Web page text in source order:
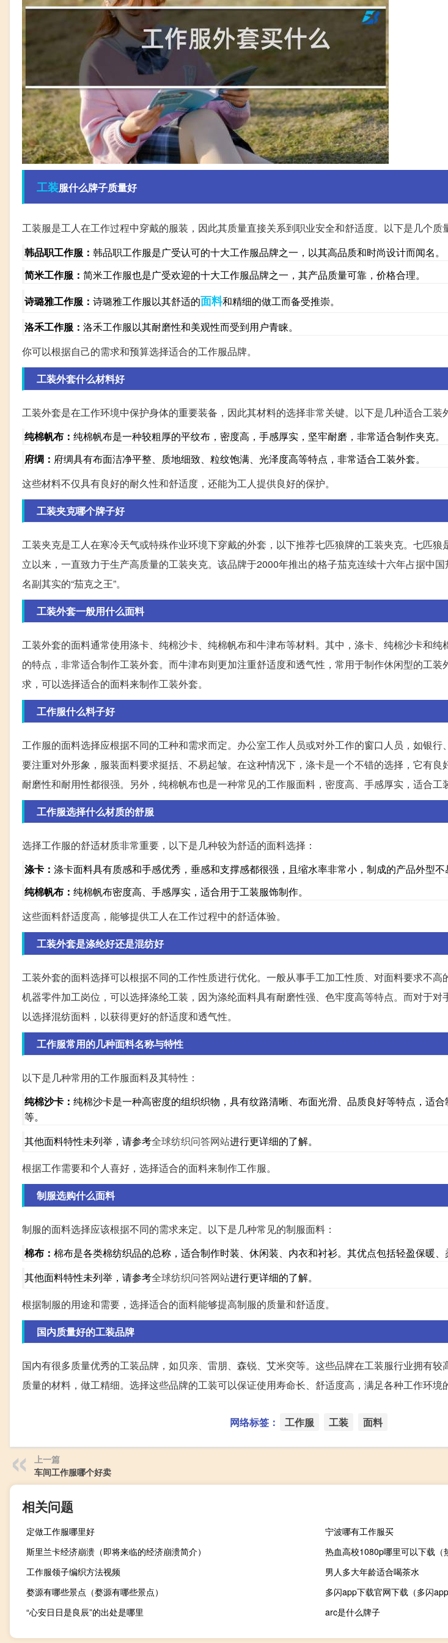
工装服什么牌子质量好
工装服是工人在工作过程中穿戴的服装，因此其质量直接关系到职业安全和舒适度。以下是几个质
韩品职工作服： 韩品职工作服是广受认可的十大工作服品牌之一，以其高品质和时尚设计而闻名。
简米工作服： 简米工作服也是广受欢迎的十大工作服品牌之一，其产品质量可靠，价格合理。
诗璐雅工作服： 诗璐雅工作服以其舒适的面料和精细的做工而备受推崇。
洛禾工作服： 洛禾工作服以其耐磨性和美观性而受到用户青睐。
你可以根据自己的需求和预算选择适合的工作服品牌。
工装外套什么材料好
工装外套是在工作环境中保护身体的重要装备，因此其材料的选择非常关键。以下是几种适合工装
纯棉帆布： 纯棉帆布是一种较粗厚的平纹布，密度高，手感厚实，坚牢耐磨，非常适合制作夹克。
府绸： 府绸具有布面洁净平整、质地细致、粒纹饱满、光泽度高等特点，非常适合工装外套。
这些材料不仅具有良好的耐久性和舒适度，还能为工人提供良好的保护。
工装夹克哪个牌子好
工装夹克是工人在寒冷天气或特殊作业环境下穿戴的外套，以下推荐七匹狼牌的工装夹克。七匹
立以来，一直致力于生产高质量的工装夹克。该品牌于2000年推出的格子茄克连续十六年占据中
名副其实的“茄克之王”。
工装外套一般用什么面料
工装外套的面料通常使用涤卡、纯棉沙卡、纯棉帆布和牛津布等材料。其中，涤卡、纯棉沙卡和
的特点，非常适合制作工装外套。而牛津布则更加注重舒适度和透气性，常用于制作休闲型的工装
求，可以选择适合的面料来制作工装外套。
工作服什么料子好
工作服的面料选择应根据不同的工种和需求而定。办公室工作人员或对外工作的窗口人员，如银行
要注重对外形象，服装面料要求挺括、不易起皱。在这种情况下，涤卡是一个不错的选择，它有良
耐磨性和耐用性都很强。另外，纯棉帆布也是一种常见的工作服面料，密度高、手感厚实，适合工
工作服选择什么材质的舒服
选择工作服的舒适材质非常重要，以下是几种较为舒适的面料选择：
涤卡： 涤卡面料具有质感和手感优秀，垂感和支撑感都很强，且缩水率非常小，制成的产品外型不
纯棉帆布： 纯棉帆布密度高、手感厚实，适合用于工装服饰制作。
这些面料舒适度高，能够提供工人在工作过程中的舒适体验。
工装外套是涤纶好还是混纺好
工装外套的面料选择可以根据不同的工作性质进行优化。一般从事手工加工性质、对面料要求不高
机器零件加工岗位，可以选择涤纶工装，因为涤纶面料具有耐磨性强、色牢度高等特点。而对于
以选择混纺面料，以获得更好的舒适度和透气性。
工作服常用的几种面料名称与特性
以下是几种常用的工作服面料及其特性：
纯棉沙卡： 纯棉沙卡是一种高密度的组织织物，具有纹路清晰、布面光滑、品质良好等特点，适
等。
其他面料特性未列举，请参考全球纺织问答网站进行更详细的了解。
根据工作需要和个人喜好，选择适合的面料来制作工作服。
制服选购什么面料
制服的面料选择应该根据不同的需求来定。以下是几种常见的制服面料：
棉布： 棉布是各类棉纺织品的总称，适合制作时装、休闲装、内衣和衬衫。其优点包括轻盈保暖、
其他面料特性未列举，请参考全球纺织问答网站进行更详细的了解。
根据制服的用途和需要，选择适合的面料能够提高制服的质量和舒适度。
国内质量好的工装品牌
国内有很多质量优秀的工装品牌，如贝亲、雷朋、森锐、艾米突等。这些品牌在工装服行业拥有
质量的材料，做工精细。选择这些品牌的工装可以保证使用寿命长、舒适度高，满足各种工作环境
网络标签： 工作服 工装 面料
上一篇
车间工作服哪个好卖
相关问题
定做工作服哪里好
宁波哪有工作服买
斯里兰卡经济崩溃（即将来临的经济崩溃简介）
热血高校1080p哪里可以下载（
工作服领子编织方法视频
男人多大年龄适合喝茶水
婺源有哪些景点（婺源有哪些景点）
多闪app下载官网下载（多闪app
“心安日日是良辰”的出处是哪里
arc是什么牌子